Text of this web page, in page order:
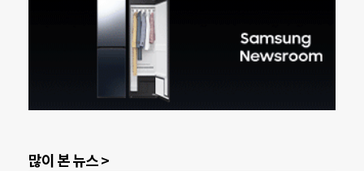
많이 본 뉴스 >